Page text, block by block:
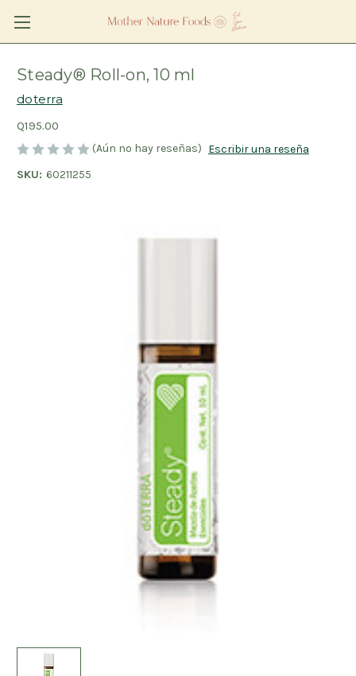
Steady® Roll-on, 10 ml
doterra
Q195.00
(Aún no hay reseñas) Escribir una reseña
SKU: 60211255